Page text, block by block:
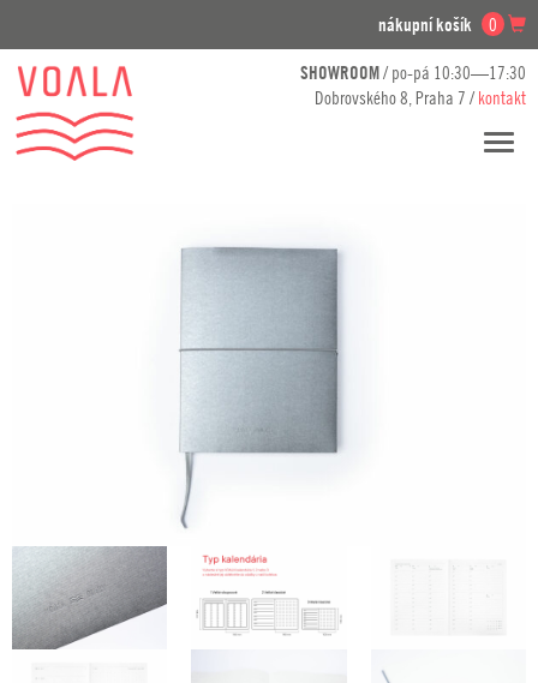
nákupní košík 0
SHOWROOM/ po-pá 10:30—17:30
Dobrovského 8, Praha 7 /kontakt